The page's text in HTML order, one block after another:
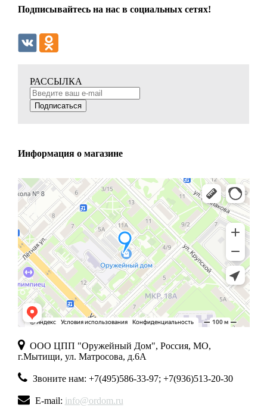
Подписывайтесь на нас в социальных сетях!
РАССЫЛКА
Подписаться
Информация о магазине
ООО ЦПП "Оружейный Дом", Россия, МО,
г.Мытищи, ул. Матросова, д.6А
Звоните нам: +7(495)586-33-97; +7(936)513-20-30
E-mail: info@ordom.ru